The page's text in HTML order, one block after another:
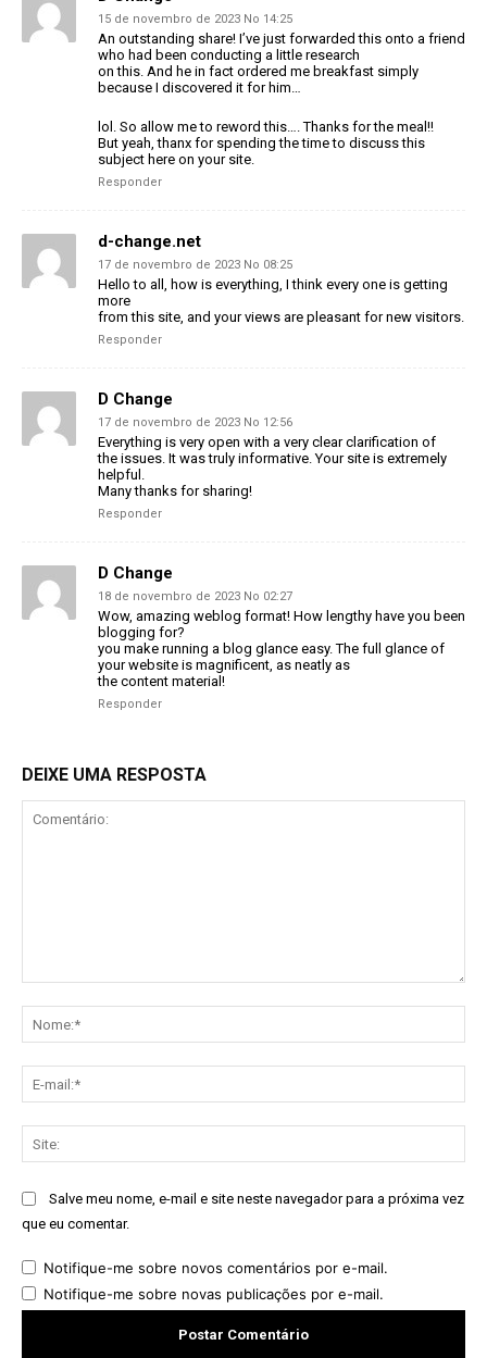
15 de novembro de 2023 No 14:25
An outstanding share! I’ve just forwarded this onto a friend
who had been conducting a little research
on this. And he in fact ordered me breakfast simply
because I discovered it for him…
lol. So allow me to reword this…. Thanks for the meal!!
But yeah, thanx for spending the time to discuss this
subject here on your site.
Responder
d-change.net
17 de novembro de 2023 No 08:25
Hello to all, how is everything, I think every one is getting
more
from this site, and your views are pleasant for new visitors.
Responder
D Change
17 de novembro de 2023 No 12:56
Everything is very open with a very clear clarification of
the issues. It was truly informative. Your site is extremely
helpful.
Many thanks for sharing!
Responder
D Change
18 de novembro de 2023 No 02:27
Wow, amazing weblog format! How lengthy have you been
blogging for?
you make running a blog glance easy. The full glance of
your website is magnificent, as neatly as
the content material!
Responder
DEIXE UMA RESPOSTA
Salve meu nome, e-mail e site neste navegador para a próxima vez
que eu comentar.
Notifique-me sobre novos comentários por e-mail.
Notifique-me sobre novas publicações por e-mail.